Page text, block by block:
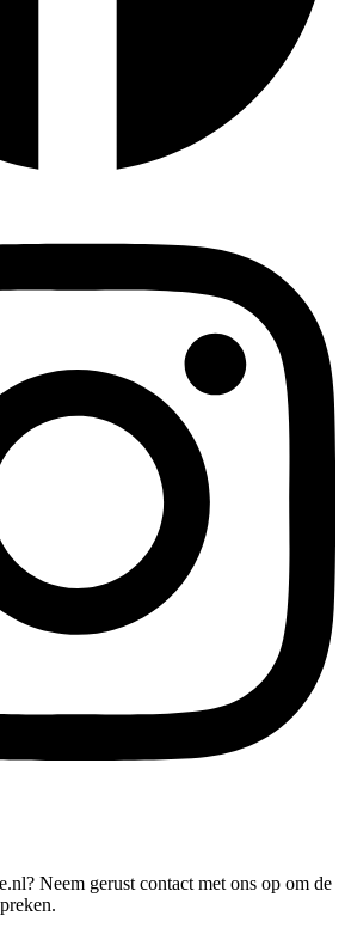
Neem gerust contact met ons op om de